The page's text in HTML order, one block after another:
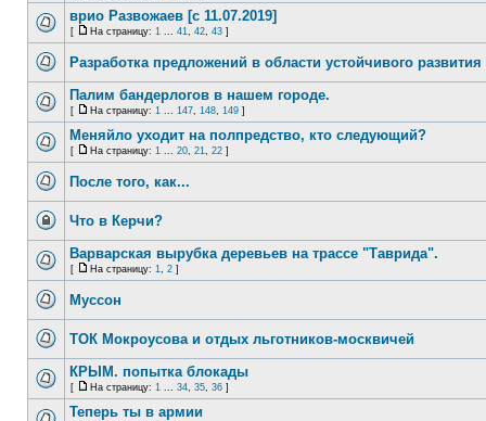
врио Развожаев [с 11.07.2019]
[ На страницу: 1 ... 41, 42, 43 ]
Разработка предложений в области устойчивого
Палим бандерлогов в нашем городе.
[ На страницу: 1 ... 147, 148, 149 ]
Меняйло уходит на полпредство, кто следующий?
[ На страницу: 1 ... 20, 21, 22 ]
После того, как...
Что в Керчи?
Варварская вырубка деревьев на трассе "Таврида".
[ На страницу: 1, 2 ]
Муссон
ТОК Мокроусова и отдых льготников-москвичей
КРЫМ. попытка блокады
[ На страницу: 1 ... 34, 35, 36 ]
Теперь ты в армии